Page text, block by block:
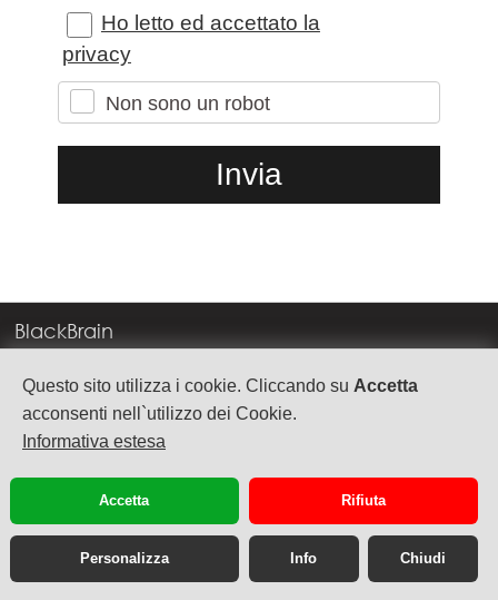
Questo sito utilizza i cookie. Cliccando su Accetta
acconsenti nell`utilizzo dei Cookie.
Informativa estesa
Accetta Rifiuta
Personalizza Info Chiudi
Ho letto ed accettato la
privacy
Non sono un robot
BlackBrain
Corso Milano, 83
37138 Verona
TEL. +39 045 575888
P.Iva 03992340236